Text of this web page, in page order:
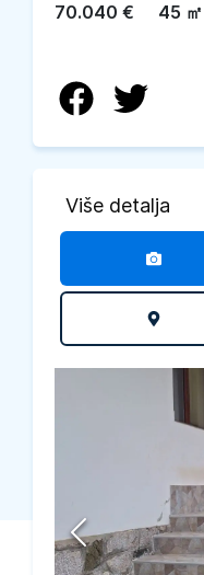
70.040 € 45 ㎡
Više detalja